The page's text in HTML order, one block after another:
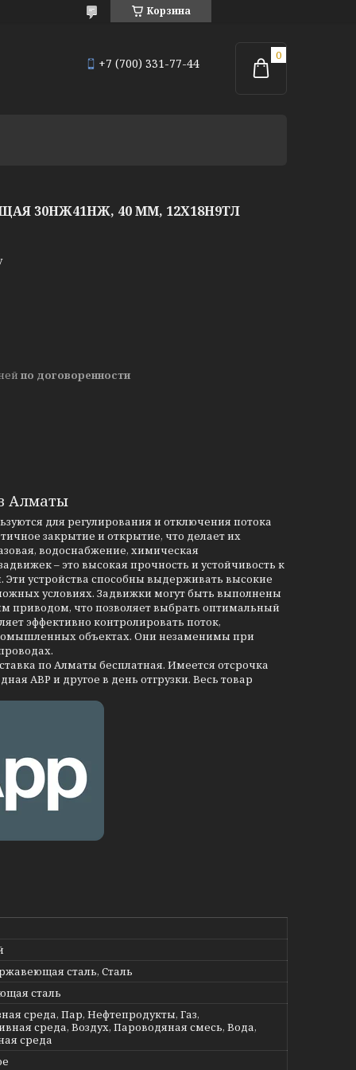
Корзина
+7 (700) 331-77-44
30НЖ41НЖ, 40 ММ, 12Х18Н9ТЛ
по договоренности
Алматы
для регулирования и отключения потока
закрытие и открытие, что делает их
водоснабжение, химическая
– это высокая прочность и устойчивость к
Эти устройства способны выдерживать высокие
условиях. Задвижки могут быть выполнены
приводом, что позволяет выбрать оптимальный
эффективно контролировать поток,
объектах. Они незаменимы при
по Алматы бесплатная. Имеется отсрочка
АВР и другое в день отгрузки. Весь товар
сталь, Сталь
сталь
среда, Пар, Нефтепродукты, Газ,
среда, Воздух, Пароводяная смесь, Вода,
среда